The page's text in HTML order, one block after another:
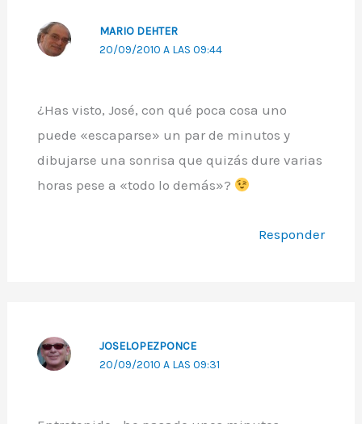
MARIO DEHTER
20/09/2010 A LAS 09:44
¿Has visto, José, con qué poca cosa uno
puede «escaparse» un par de minutos y
dibujarse una sonrisa que quizás dure varias
horas pese a «todo lo demás»?
Responder
JOSELOPEZPONCE
20/09/2010 A LAS 09:31